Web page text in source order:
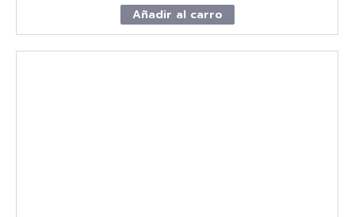
Añadir al carro